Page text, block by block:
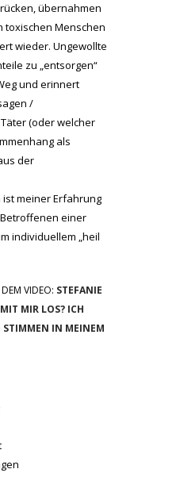
übernahmen
toxischen Menschen
wieder. Ungewollte
zu „entsorgen“
und erinnert
/
(oder welcher
als
der
meiner Erfahrung
einer
individuellem „heil
VIDEO: STEFANIE
MIR LOS? ICH
STIMMEN IN MEINEM